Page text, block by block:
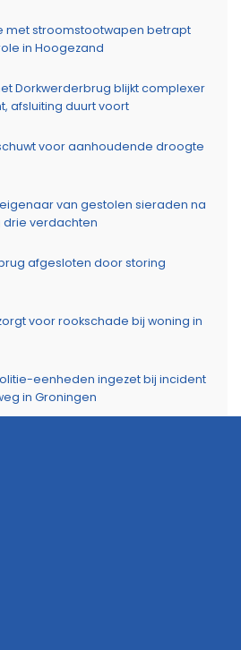
met stroomstootwapen betrapt
in Hoogezand
Dorkwerderbrug blijkt complexer
afsluiting duurt voort
voor aanhoudende droogte
van gestolen sieraden na
verdachten
afgesloten door storing
voor rookschade bij woning in
eenheden ingezet bij incident
in Groningen